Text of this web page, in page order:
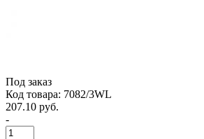
Под заказ
Код товара: 7082/3WL
207.10 руб.
-